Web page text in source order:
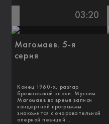
03:20
Магомаев. 5-я
серия
Конец 1960-х, разгар
брежневской эпохи. Муслим
Магомаев во время записи
концертной программы
знакомится с очаровательной
оперной певицей...